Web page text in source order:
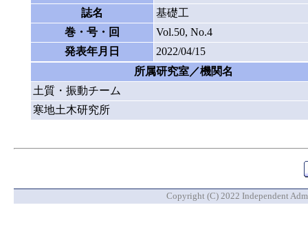
誌名
基礎工
巻・号・回
Vol.50, No.4
発表年月日
2022/04/15
所属研究室／機関名
土質・振動チーム
寒地土木研究所
Copyright (C) 2022 Independent